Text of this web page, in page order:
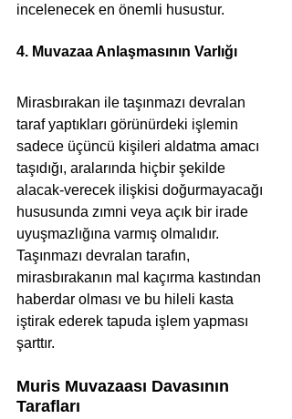
incelenecek en önemli husustur.
4. Muvazaa Anlaşmasının Varlığı
Mirasbırakan ile taşınmazı devralan
taraf yaptıkları görünürdeki işlemin
sadece üçüncü kişileri aldatma amacı
taşıdığı, aralarında hiçbir şekilde
alacak-verecek ilişkisi doğurmayacağı
hususunda zımni veya açık bir irade
uyuşmazlığına varmış olmalıdır.
Taşınmazı devralan tarafın,
mirasbırakanın mal kaçırma kastından
haberdar olması ve bu hileli kasta
iştirak ederek tapuda işlem yapması
şarttır.
Muris Muvazaası Davasının
Tarafları